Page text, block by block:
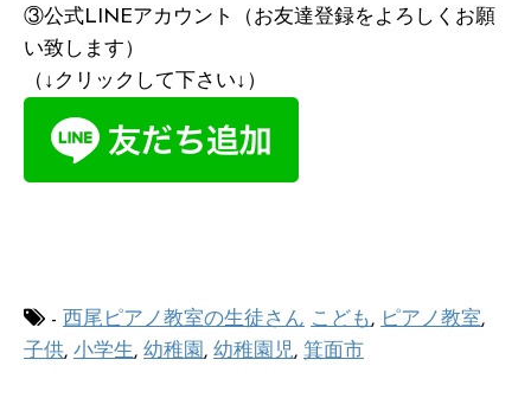
③公式LINEアカウント（お友達登録をよろしくお願
い致します）
（↓クリックして下さい↓）
- 西尾ピアノ教室の生徒さん こども, ピアノ教室,
子供, 小学生, 幼稚園 , 幼稚園児, 箕面市